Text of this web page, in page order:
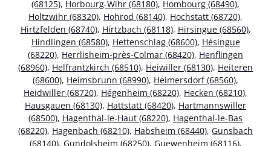
(68125), Horbourg-Wihr (68180), Hombourg (68490),
Holtzwihr (68320), Hohrod (68140), Hochstatt (68720),
Hirtzfelden (68740), Hirtzbach (68118), Hirsingue (68560),
Hindlingen (68580), Hettenschlag (68600), Hésingue
(68220), Herrlisheim-près-Colmar (68420), Henflingen
(68960), Helfrantzkirch (68510), Heiwiller (68130), Heiteren
(68600), Heimsbrunn (68990), Heimersdorf (68560),
Heidwiller (68720), Hégenheim (68220), Hecken (68210),
Hausgauen (68130), Hattstatt (68420), Hartmannswiller
(68500), Hagenthal-le-Haut (68220), Hagenthal-le-Bas
(68220), Hagenbach (68210), Habsheim (68440), Gunsbach
(68140), Gundolsheim (68250), Guewenheim (68116),